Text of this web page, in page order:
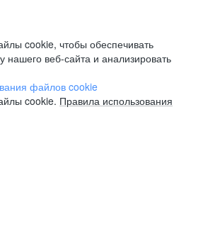
cookie, чтобы обеспечивать
нашего веб-сайта и анализировать
файлов cookie
cookie. Правила использования